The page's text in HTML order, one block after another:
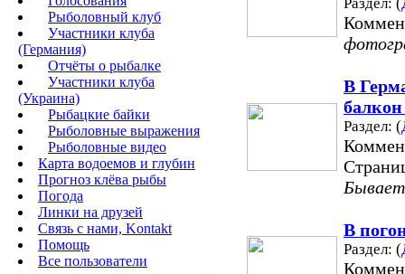
Рыболовный клуб
Участники клуба
(Германия)
Отчёты о рыбалке
Участники клуба
(Украина)
Рыбацкие байки
Рыболовные выражения
Рыболовные видео
Карта водоемов и глубин
Прогноз клёва рыбы
Погода
Линки на друзей
Связь с нами, Kontakt
Помощь
Все пользователи
В
Раздел: (
В
Раздел: (